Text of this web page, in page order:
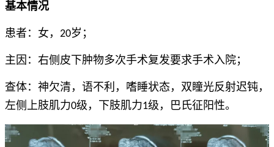
基本情况
患者：女，20岁；
主因：右侧皮下肿物多次手术复发要求手术入院；
查体：神欠清，语不利，嗜睡状态，双瞳光反射迟钝，
左侧上肢肌力0级，下肢肌力1级，巴氏征阳性。